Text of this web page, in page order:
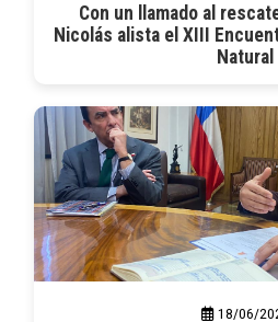
Con un llamado al
Nicolás alista el XIII
Natural
18/06/